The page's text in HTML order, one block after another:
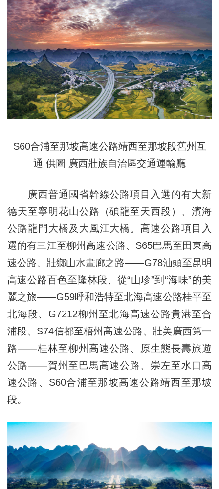
S60合浦至那坡高速公路靖西至那坡段舊州互
通 供圖 廣西壯族自治區交通運輸廳
廣西普通國省幹線公路項目入選的有大新
德天至寧明花山公路（碩龍至天西段）、濱海
公路龍門大橋及大風江大橋。高速公路項目入
選的有三江至柳州高速公路、S65巴馬至田東高
速公路、壯鄉山水畫廊之路——G78汕頭至昆明
高速公路百色至隆林段、從“山珍”到“海味”的美
麗之旅——G59呼和浩特至北海高速公路桂平至
北海段、G7212柳州至北海高速公路貴港至合
浦段、S74信都至梧州高速公路、壯美廣西第一
路——桂林至柳州高速公路、原生態長壽旅遊
公路——賀州至巴馬高速公路、崇左至水口高
速公路、S60合浦至那坡高速公路靖西至那坡
段。